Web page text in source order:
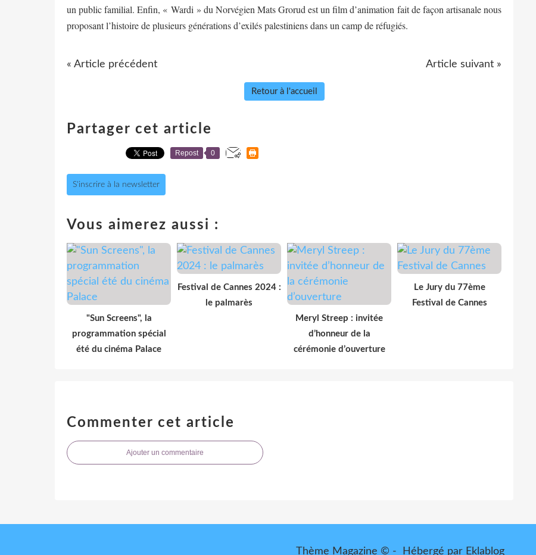
un public familial. Enfin, « Wardi » du Norvégien Mats Grorud est un film d’animation fait de façon artisanale nous
proposant l’histoire de plusieurs générations d’exilés palestiniens dans un camp de réfugiés.
« Article précédent Article suivant »
Retour à l'accueil
Partager cet article
Repost 0
S'inscrire à la newsletter
Vous aimerez aussi :
"Sun Screens", la
programmation spécial
été du cinéma Palace
Festival de Cannes 2024 :
le palmarès
Meryl Streep : invitée
d’honneur de la
cérémonie d’ouverture
Le Jury du 77ème
Festival de Cannes
Commenter cet article
Ajouter un commentaire
Thème Magazine © - Hébergé par Eklablog